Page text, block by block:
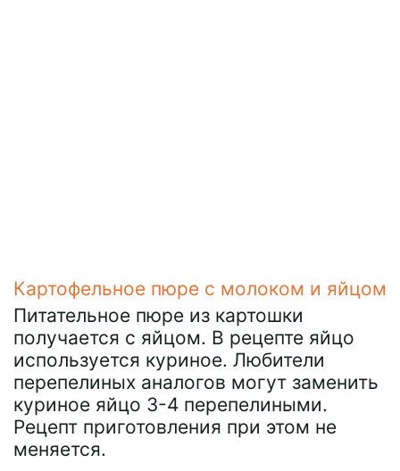
Картофельное пюре с молоком и яйцом
Питательное пюре из картошки
получается с яйцом. В рецепте яйцо
используется куриное. Любители
перепелиных аналогов могут заменить
куриное яйцо 3-4 перепелиными.
Рецепт приготовления при этом не
меняется.